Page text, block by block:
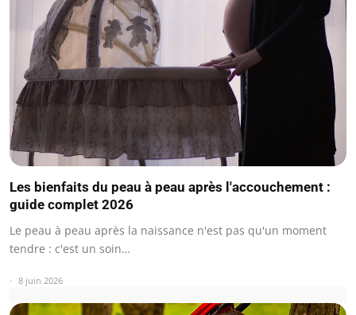
Les bienfaits du peau à peau après l'accouchement :
guide complet 2026
Le peau à peau après la naissance n'est pas qu'un moment
tendre : c'est un soin…
8 juin 2026